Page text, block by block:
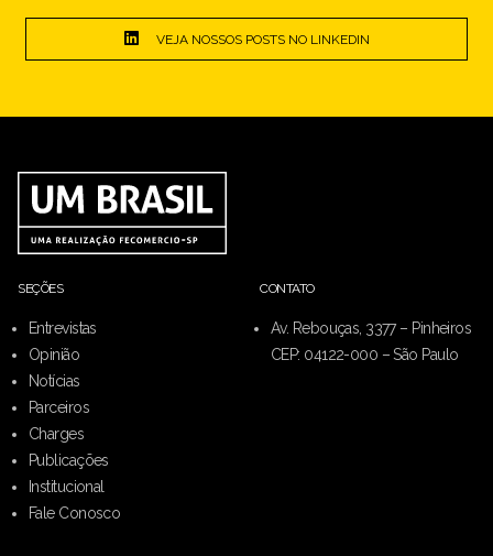
VEJA NOSSOS POSTS NO LINKEDIN
SEÇÕES
Entrevistas
Opinião
Notícias
Parceiros
Charges
Publicações
Institucional
Fale Conosco
CONTATO
Av. Rebouças, 3377 – Pinheiros
CEP: 04122-000 – São Paulo